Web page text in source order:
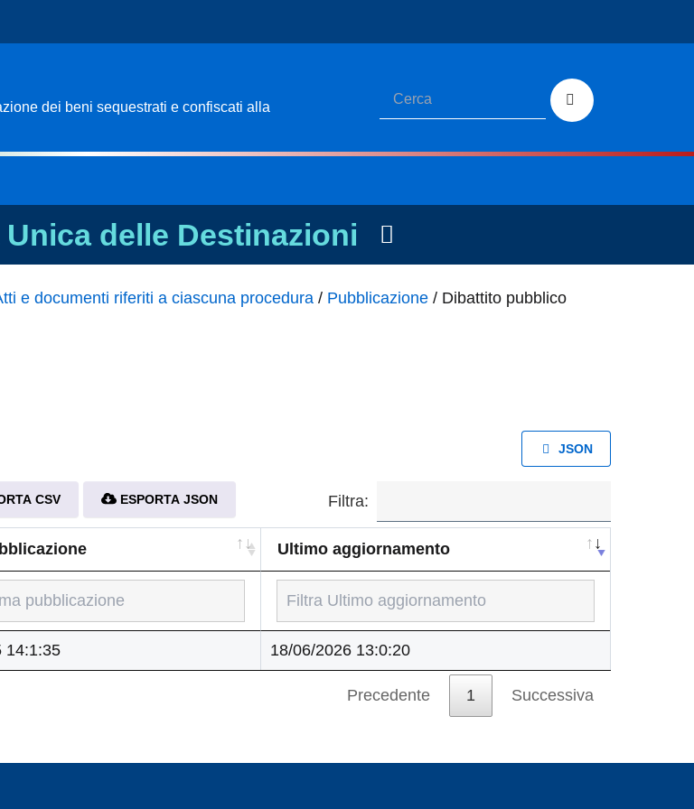
dei beni sequestrati e confiscati alla
delle Destinazioni
e documenti riferiti a ciascuna procedura / Pubblicazione / Dibattito pubblico
JSON
CSV ESPORTA JSON Filtra:
Ultimo aggiornamento
Ultimo aggiornamento
14:1:35 18/06/2026 13:0:20
Precedente 1 Successiva